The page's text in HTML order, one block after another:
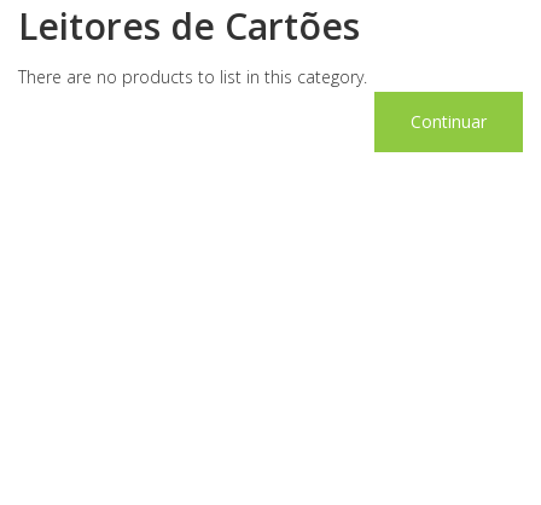
Leitores de Cartões
There are no products to list in this category.
Continuar